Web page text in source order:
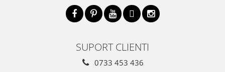
SUPORT CLIENTI
0733 453 436